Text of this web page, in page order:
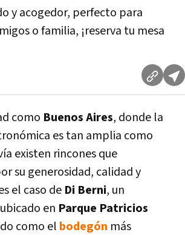
y acogedor, perfecto para
o familia, ¡reserva tu mesa
como Buenos Aires, donde la
es tan amplia como
existen rincones que
su generosidad, calidad y
el caso de Di Berni, un
ubicado en Parque Patricios
como el bodegón más